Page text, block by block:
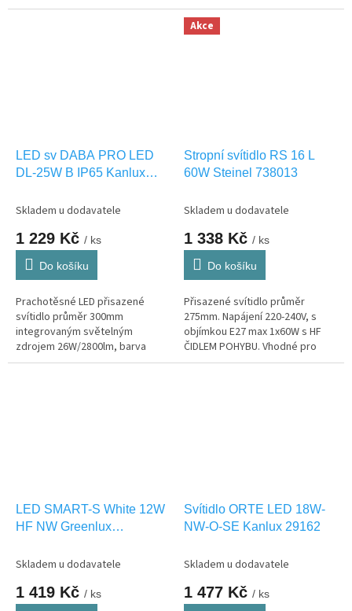
světelným zdrojem
světla NW-neutrální bílá. Vhodná
i pro VENKOVNÍ použití IP65.
LED sv DABA PRO LED
DL-25W B IP65 Kanlux
Skladem u dodavatele
1 229 Kč / ks
Do košíku
Prachotěsné LED přisazené
svítidlo průměr 300mm
integrovaným světelným
zdrojem 26W/2800lm, barva
světla NW-neutrální bílá. s HF
Akce
Stropní svítidlo RS 16 L
60W Steinel 738013
Skladem u dodavatele
1 338 Kč / ks
Do košíku
Přisazené svítidlo průměr
275mm. Napájení 220-240V, s
objímkou E27 max 1x60W s HF
ČIDLEM POHYBU. Vhodné pro
VENKOVNÍ montáž IP44.
LED SMART-S White 12W
HF NW Greenlux
Skladem u dodavatele
1 419 Kč / ks
Svítidlo ORTE LED 18W-
NW-O-SE Kanlux 29162
Skladem u dodavatele
1 477 Kč / ks